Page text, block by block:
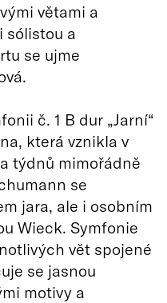
větami a
sólistou a
se ujme
č. 1 B dur „Jarní“
která vznikla v
týdnů mimořádně
se
jara, ale i osobním
Wieck. Symfonie
vět spojené
se jasnou
motivy a